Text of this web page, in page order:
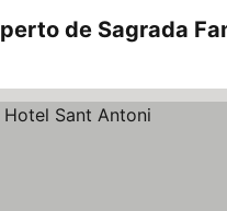
de Sagrada